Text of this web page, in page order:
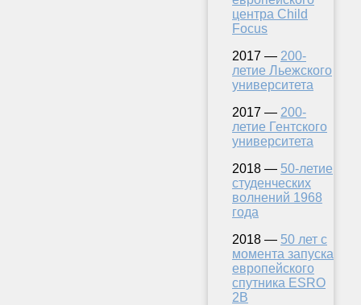
центра Child
Focus
2017 — 200-
летие Льежского
университета
2017 — 200-
летие Гентского
университета
2018 — 50-летие
студенческих
волнений 1968
года
2018 — 50 лет с
момента запуска
европейского
спутника ESRO
2B